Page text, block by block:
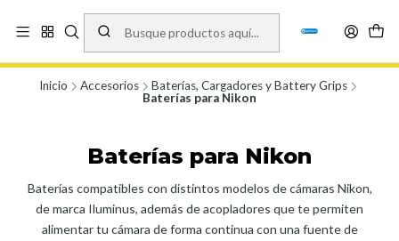
Vísita nuestro local en Los Agustinos 5478, Ñuñoa. Lunes a Viernes 9.30 a
19.00, Sábados 10:00 a 19:00 y Domingos de 10:00 a 17:00
Inicio Accesorios
Baterías, Cargadores y Battery Grips
Baterías para Nikon
Baterías para Nikon
Baterías compatibles con distintos modelos de cámaras Nikon,
de marca Iluminus, además de acopladores que te permiten
alimentar tu cámara de forma continua con una fuente de